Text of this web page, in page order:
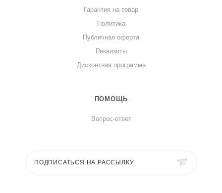
Гарантия на товар
Политика
Публичная оферта
Реквизиты
Дисконтная программа
ПОМОЩЬ
Вопрос-ответ
ПОДПИСАТЬСЯ НА РАССЫЛКУ